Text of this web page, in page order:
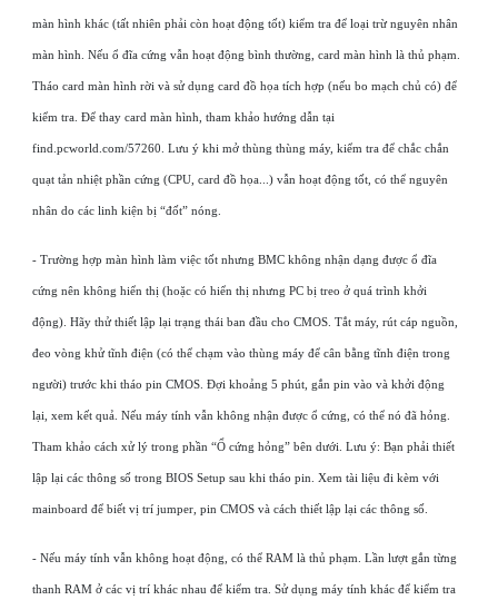
màn hình khác (tất nhiên phải còn hoạt động tốt) kiểm tra để loại trừ nguyên nhân
màn hình. Nếu ổ đĩa cứng vẫn hoạt động bình thường, card màn hình là thủ phạm.
Tháo card màn hình rời và sử dụng card đồ họa tích hợp (nếu bo mạch chủ có) để
kiểm tra. Để thay card màn hình, tham khảo hướng dẫn tại
find.pcworld.com/57260. Lưu ý khi mở thùng thùng máy, kiểm tra để chắc chắn
quạt tản nhiệt phần cứng (CPU, card đồ họa...) vẫn hoạt động tốt, có thể nguyên
nhân do các linh kiện bị “đốt” nóng.
- Trường hợp màn hình làm việc tốt nhưng BMC không nhận dạng được ổ đĩa
cứng nên không hiển thị (hoặc có hiển thị nhưng PC bị treo ở quá trình khởi
động). Hãy thử thiết lập lại trạng thái ban đầu cho CMOS. Tắt máy, rút cáp nguồn,
đeo vòng khử tĩnh điện (có thể chạm vào thùng máy để cân bằng tĩnh điện trong
người) trước khi tháo pin CMOS. Đợi khoảng 5 phút, gắn pin vào và khởi động
lại, xem kết quả. Nếu máy tính vẫn không nhận được ổ cứng, có thể nó đã hỏng.
Tham khảo cách xử lý trong phần “Ổ cứng hỏng” bên dưới. Lưu ý: Bạn phải thiết
lập lại các thông số trong BIOS Setup sau khi tháo pin. Xem tài liệu đi kèm với
mainboard để biết vị trí jumper, pin CMOS và cách thiết lập lại các thông số.
- Nếu máy tính vẫn không hoạt động, có thể RAM là thủ phạm. Lần lượt gắn từng
thanh RAM ở các vị trí khác nhau để kiểm tra. Sử dụng máy tính khác để kiểm tra